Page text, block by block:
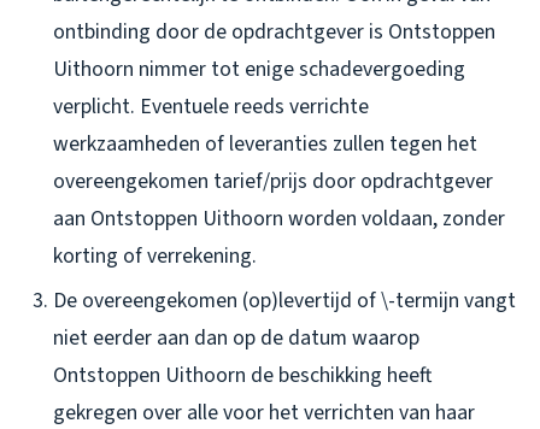
ontbinding door de opdrachtgever is Ontstoppen
Uithoorn nimmer tot enige schadevergoeding
verplicht. Eventuele reeds verrichte
werkzaamheden of leveranties zullen tegen het
overeengekomen tarief/prijs door opdrachtgever
aan Ontstoppen Uithoorn worden voldaan, zonder
korting of verrekening.
De overeengekomen (op)levertijd of \-termijn vangt
niet eerder aan dan op de datum waarop
Ontstoppen Uithoorn de beschikking heeft
gekregen over alle voor het verrichten van haar